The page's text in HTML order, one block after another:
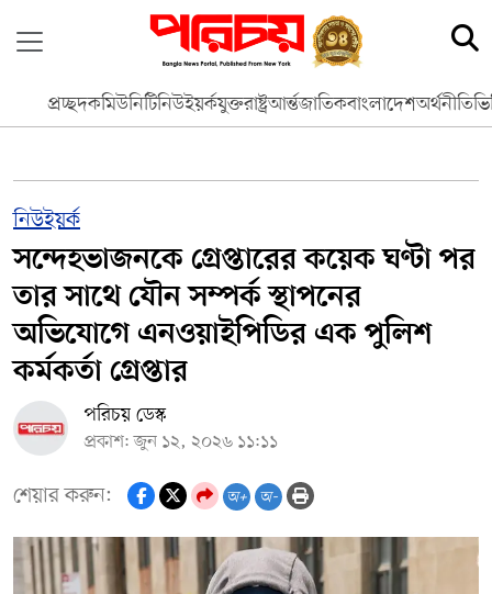
প্রচ্ছদকমিউনিটিনিউইয়র্কযুক্তরাষ্ট্রআর্ন্তজাতিকবাংলাদেশঅর্থনীতি
নিউইয়র্ক
সন্দেহভাজনকে গ্রেপ্তারের কয়েক ঘণ্টা পর
তার সাথে যৌন সম্পর্ক স্থাপনের
অভিযোগে এনওয়াইপিডির এক পুলিশ
কর্মকর্তা গ্রেপ্তার
পরিচয় ডেস্ক
প্রকাশ: জুন ১২, ২০২৬ ১১:১১
শেয়ার করুন: অ+ অ-